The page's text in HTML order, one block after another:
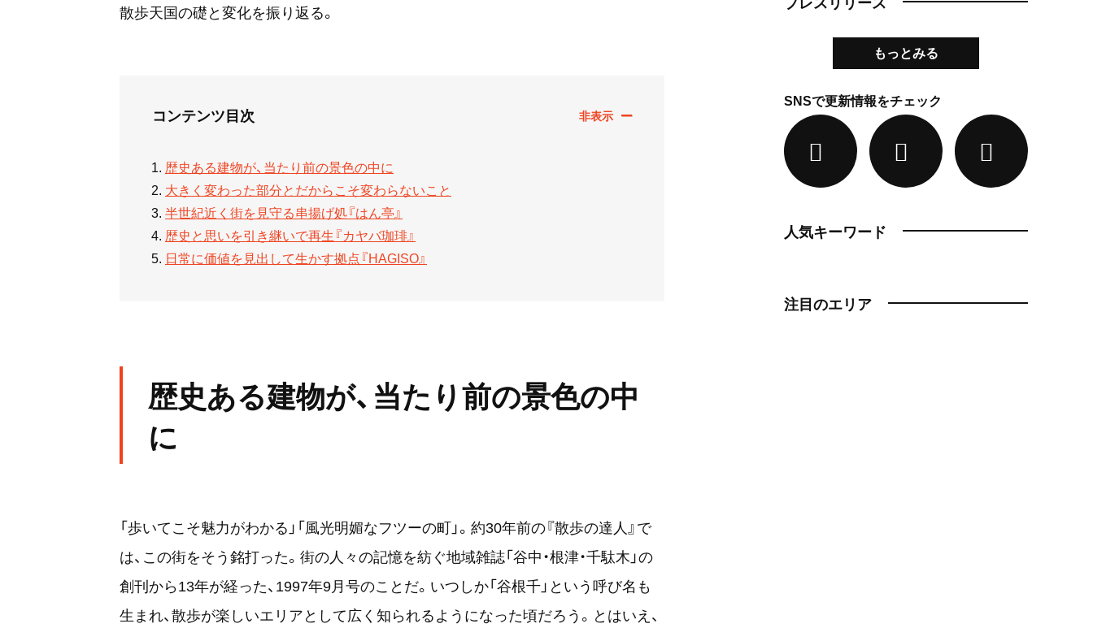
散歩天国の礎と変化を振り返る。
コンテンツ目次
歴史ある建物が、当たり前の景色の中に
大きく変わった部分とだからこそ変わらないこと
半世紀近く街を見守る串揚げ処『はん亭』
歴史と思いを引き継いで再生『カヤバ珈琲』
日常に価値を見出して生かす拠点『HAGISO』
歴史ある建物が、当たり前の景色の中
に
「歩いてこそ魅力がわかる」「風光明媚なフツーの町」。約30年前の『散歩の達人』で
は、この街をそう銘打った。街の人々の記憶を紡ぐ地域雑誌「谷中・根津・千駄木」の
創刊から13年が経った、1997年9月号のことだ。いつしか「谷根千」という呼び名も
生まれ、散歩が楽しいエリアとして広く知られるようになった頃だろう。とはいえ、
もっとみる
SNSで更新情報をチェック
人気キーワード
注目のエリア